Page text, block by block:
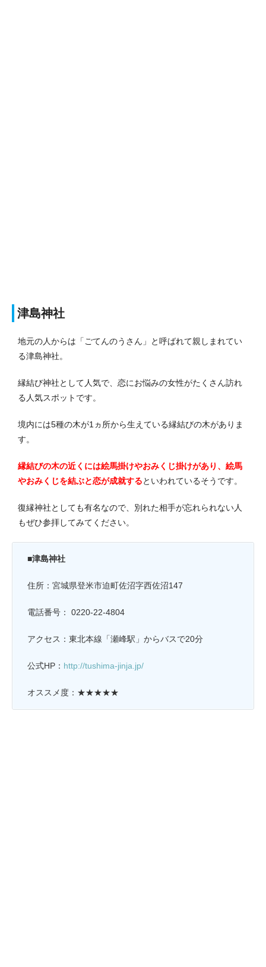
津島神社
地元の人からは「ごてんのうさん」と呼ばれて親しまれてい
る津島神社。
縁結び神社として人気で、恋にお悩みの女性がたくさん訪れ
る人気スポットです。
境内には5種の木が1ヵ所から生えている縁結びの木がありま
す。
縁結びの木の近くには絵馬掛けやおみくじ掛けがあり、絵馬
やおみくじを結ぶと恋が成就するといわれているそうです。
復縁神社としても有名なので、別れた相手が忘れられない人
もぜひ参拝してみてください。
■津島神社
住所：宮城県登米市迫町佐沼字西佐沼147
電話番号： 0220-22-4804
アクセス：東北本線「瀬峰駅」からバスで20分
公式HP： http://tushima-jinja.jp/
オススメ度：★★★★★